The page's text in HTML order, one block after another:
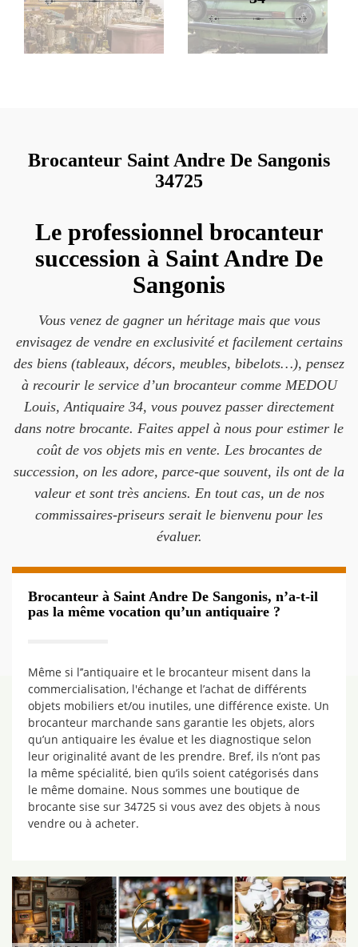
Brocanteur Saint Andre De Sangonis
34725
Le professionnel brocanteur
succession à Saint Andre De
Sangonis
Vous venez de gagner un héritage mais que vous
envisagez de vendre en exclusivité et facilement certains
des biens (tableaux, décors, meubles, bibelots…), pensez
à recourir le service d’un brocanteur comme MEDOU
Louis, Antiquaire 34, vous pouvez passer directement
dans notre brocante. Faites appel à nous pour estimer le
coût de vos objets mis en vente. Les brocantes de
succession, on les adore, parce-que souvent, ils ont de la
valeur et sont très anciens. En tout cas, un de nos
commissaires-priseurs serait le bienvenu pour les
évaluer.
Brocanteur à Saint Andre De Sangonis, n’a-t-il
pas la même vocation qu’un antiquaire ?
Même si l’’antiquaire et le brocanteur misent dans la
commercialisation, l'échange et l’achat de différents
objets mobiliers et/ou inutiles, une différence existe. Un
brocanteur marchande sans garantie les objets, alors
qu’un antiquaire les évalue et les diagnostique selon
leur originalité avant de les prendre. Bref, ils n’ont pas
la même spécialité, bien qu’ils soient catégorisés dans
le même domaine. Nous sommes une boutique de
brocante sise sur 34725 si vous avez des objets à nous
vendre ou à acheter.